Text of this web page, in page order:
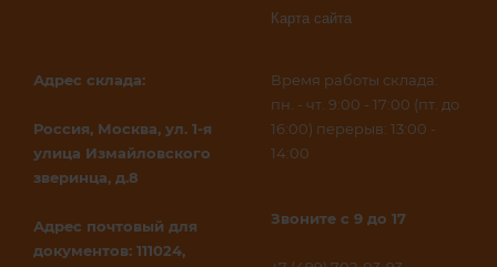
Карта сайта
Адрес склада:
Россия, Москва, ул. 1-я
улица Измайловского
зверинца, д.8
Адрес почтовый для
документов: 111024,
Время работы склада:
пн. - чт. 9:00 - 17:00 (пт. до
16:00) перерыв: 13:00 -
14:00
Звоните с 9 до 17